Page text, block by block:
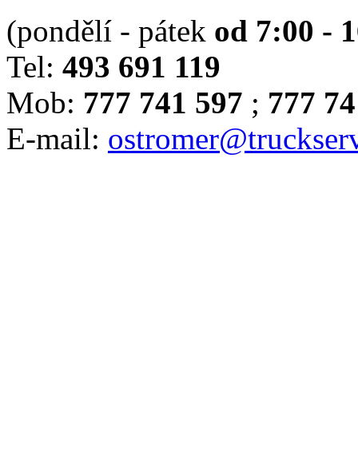
(pondělí - pátek od 7:00 -
Tel: 493 691 119
Mob: 777 741 597 ; 777
E-mail: